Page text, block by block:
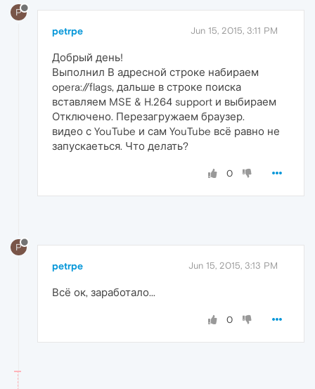
P
petrpe Jun 15, 2015, 3:11 PM
Добрый день!
Выполнил В адресной строке набираем
opera://flags, дальше в строке поиска
вставляем MSE & H.264 support и выбираем
Отключено. Перезагружаем браузер.
видео с YouTube и сам YouTube всё равно не
запускаеться. Что делать?
0
P
petrpe Jun 15, 2015, 3:13 PM
Всё ок, заработало...
0